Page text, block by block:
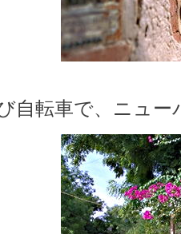
自転車で、ニュー